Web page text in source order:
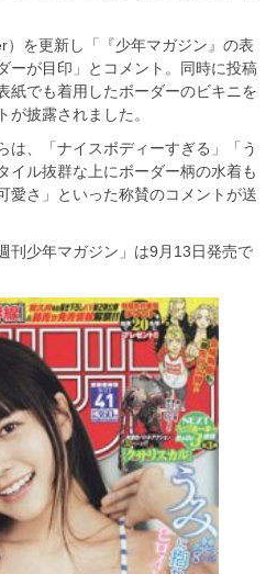
を更新し「『少年マガジン』の表
ーが目印」とコメント。同時に投稿
紙でも着用したボーダーのビキニを
披露されました。
は、「ナイスボディーすぎる」「う
イル抜群な上にボーダー柄の水着も
愛さ」といった称賛のコメントが送
刊少年マガジン」は9月13日発売で